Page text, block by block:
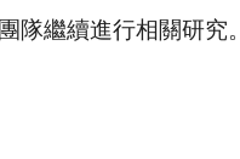
隊繼續進行相關研究。